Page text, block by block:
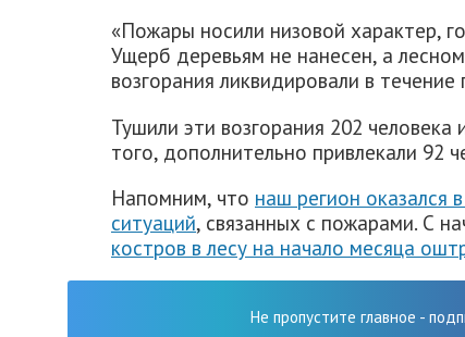
«Пожары носили низовой характер,
Ущерб деревьям не нанесен, а
возгорания ликвидировали в
Тушили эти возгорания 202
того, дополнительно привлекали 92
Напомним, что наш регион оказался
ситуаций, связанных с пожарами. С
костров в лесу на начало месяца
Не пропустите главное -